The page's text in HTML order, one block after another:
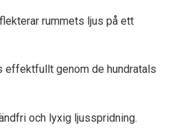
rummets ljus på ett
effektfullt genom de hundratals
och lyxig ljusspridning.